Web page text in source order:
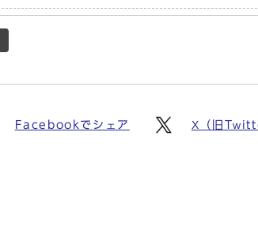
Facebookでシェア X（旧